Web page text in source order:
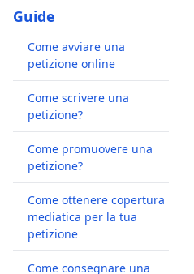
Guide
Come avviare una
petizione online
Come scrivere una
petizione?
Come promuovere una
petizione?
Come ottenere copertura
mediatica per la tua
petizione
Come consegnare una